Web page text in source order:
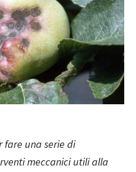
fare una serie di
meccanici utili alla